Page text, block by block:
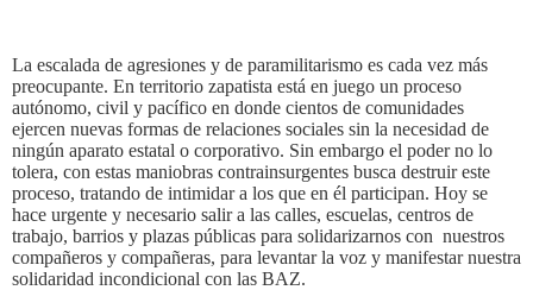
La escalada de agresiones y de paramilitarismo es cada vez más
preocupante. En territorio zapatista está en juego un proceso
autónomo, civil y pacífico en donde cientos de comunidades
ejercen nuevas formas de relaciones sociales sin la necesidad de
ningún aparato estatal o corporativo. Sin embargo el poder no lo
tolera, con estas maniobras contrainsurgentes busca destruir este
proceso, tratando de intimidar a los que en él participan. Hoy se
hace urgente y necesario salir a las calles, escuelas, centros de
trabajo, barrios y plazas públicas para solidarizarnos con nuestros
compañeros y compañeras, para levantar la voz y manifestar nuestra
solidaridad incondicional con las BAZ.